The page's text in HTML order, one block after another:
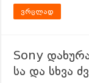
ვრცლად
Sony
სა და სხვა